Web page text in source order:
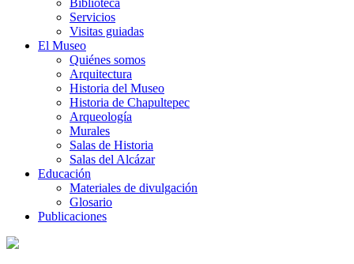
Biblioteca
Servicios
Visitas guiadas
El Museo
Quiénes somos
Arquitectura
Historia del Museo
Historia de Chapultepec
Arqueología
Murales
Salas de Historia
Salas del Alcázar
Educación
Materiales de divulgación
Glosario
Publicaciones